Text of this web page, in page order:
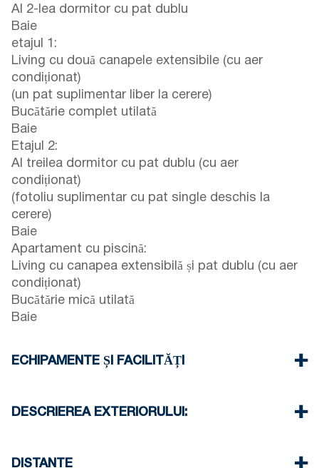
Al 2-lea dormitor cu pat dublu
Baie
etajul 1:
Living cu două canapele extensibile (cu aer
condiționat)
(un pat suplimentar liber la cerere)
Bucătărie complet utilată
Baie
Etajul 2:
Al treilea dormitor cu pat dublu (cu aer
condiționat)
(fotoliu suplimentar cu pat single deschis la
cerere)
Baie
Apartament cu piscină:
Living cu canapea extensibilă și pat dublu (cu aer
condiționat)
Bucătărie mică utilată
Baie
ECHIPAMENTE ȘI FACILITĂȚI
Patru aparate de aer condiționat
Maşină de spălat vase
DESCRIEREA EXTERIORULUI:
Proprietatea oferă două seturi de șezlonguri și o
DISTANTE